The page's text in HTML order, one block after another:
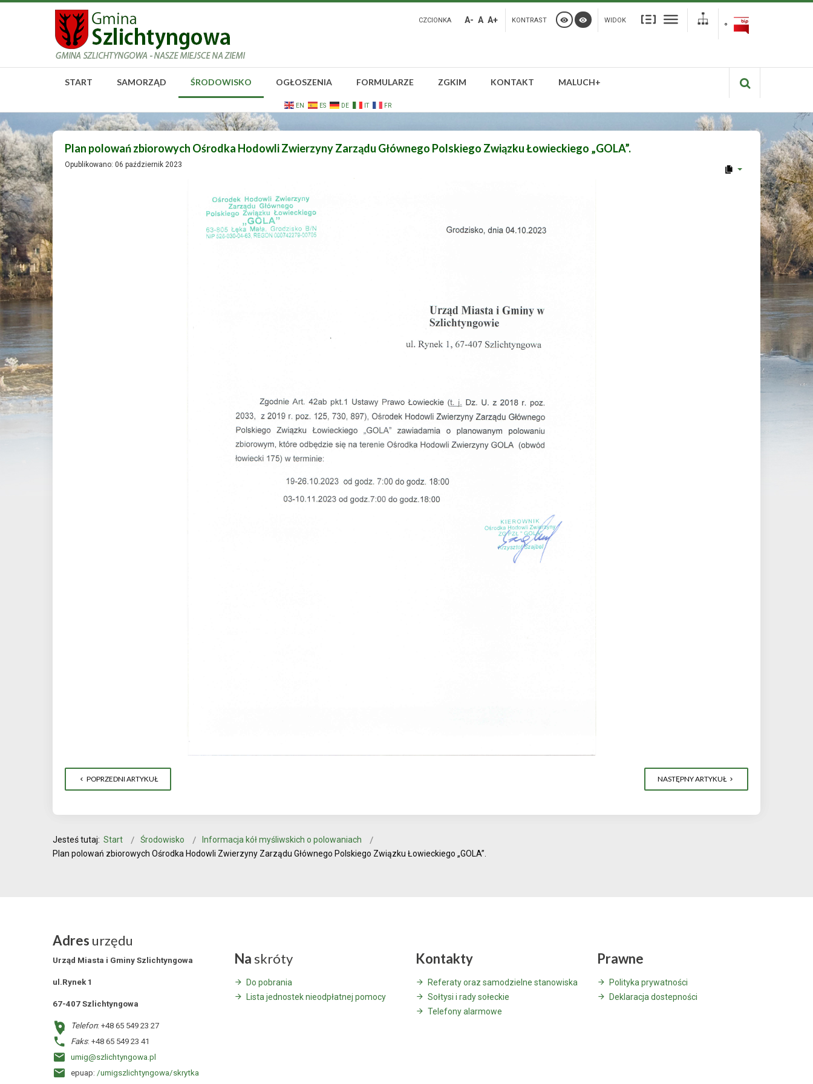
CZCIONKA A- A A+ KONTRAST WIDOK
START SAMORZĄD ŚRODOWISKO OGŁOSZENIA FORMULARZE ZGKIM KONTAKT MALUCH+
EN ES DE IT FR
Plan polowań zbiorowych Ośrodka Hodowli Zwierzyny Zarządu Głównego Polskiego Związku Łowieckiego „GOLA”.
Opublikowano: 06 październik 2023
POPRZEDNI ARTYKUŁ NASTĘPNY ARTYKUŁ
Jesteś tutaj: Start Środowisko
Informacja kół myśliwskich o polowaniach
Plan polowań zbiorowych Ośrodka Hodowli Zwierzyny Zarządu Głównego Polskiego Związku Łowieckiego „GOLA”.
Adres urzędu
Urząd Miasta i Gminy Szlichtyngowa
ul.Rynek 1
67-407 Szlichtyngowa
Telefon: +48 65 549 23 27
Faks: +48 65 549 23 41
umig@szlichtyngowa.pl
epuap: /umigszlichtyngowa/skrytka
Na skróty
Do pobrania
Lista jednostek nieodpłatnej pomocy
Kontakty
Referaty oraz samodzielne stanowiska
Sołtysi i rady sołeckie
Telefony alarmowe
Prawne
Polityka prywatności
Deklaracja dostepności